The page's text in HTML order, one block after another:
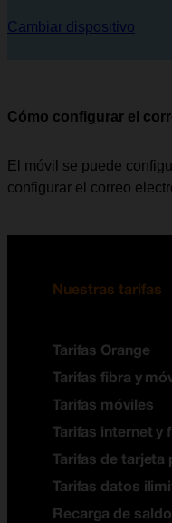
Cambiar dispositivo
Cómo configurar el
El móvil se puede
configurar el correo
Nuestras tarifas
Tarifas Orange
Tarifas fibra y
Tarifas móviles
Tarifas internet y
Tarifas de tarjeta
Tarifas datos
Recarga de saldo